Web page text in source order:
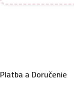
Platba a Doručenie